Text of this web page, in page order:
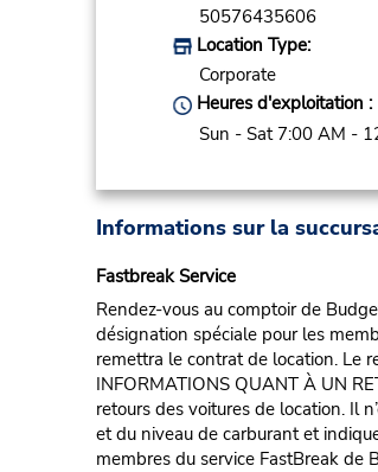
50576435606
Location Type:
Corporate
Heures d'exploitation :
Sun - Sat 7:00 AM -
Informations sur la
Fastbreak Service
Rendez-vous au comptoir de
désignation spéciale pour les
remettra le contrat de location. Le
INFORMATIONS QUANT À UN
retours des voitures de location. Il
et du niveau de carburant et
membres du service FastBreak de